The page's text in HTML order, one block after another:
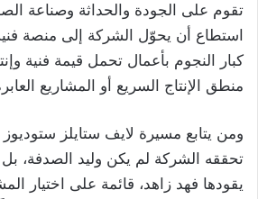
تقوم على الجودة والحداثة وصناعة
استطاع أن يحوّل الشركة إلى منصة
كبار النجوم بأعمال تحمل قيمة فنية
منطق الإنتاج السريع أو المشاريع
ومن يتابع مسيرة لايف ستايلز
تحققه الشركة لم يكن وليد الصدفة،
يقودها فهد زاهد، قائمة على اختيار